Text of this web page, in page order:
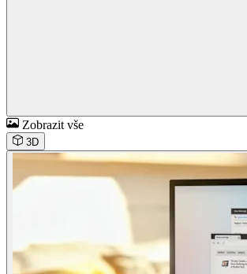
Zobrazit vše
3D